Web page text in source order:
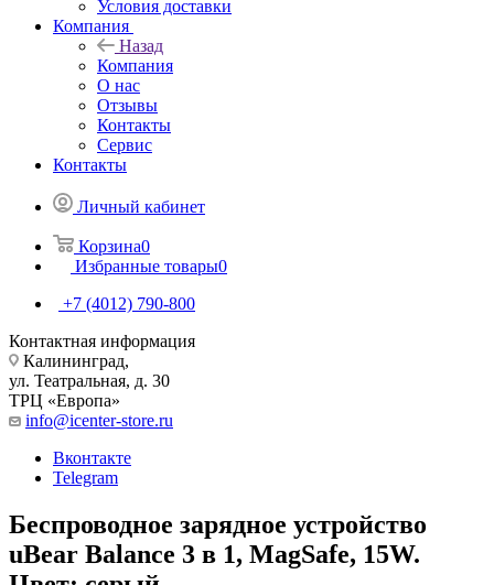
Условия доставки
Компания
Назад
Компания
О нас
Отзывы
Контакты
Сервис
Контакты
Личный кабинет
Корзина0
Избранные товары0
+7 (4012) 790-800
Контактная информация
Калининград,
ул. Театральная, д. 30
ТРЦ «Европа»
info@icenter-store.ru
Вконтакте
Telegram
Беспроводное зарядное устройство
uBear Balance 3 в 1, MagSafe, 15W.